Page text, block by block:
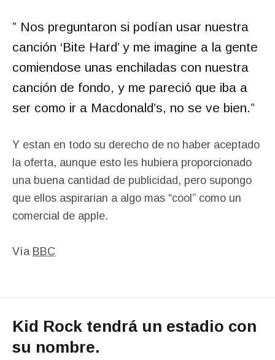
” Nos preguntaron si podían usar nuestra
canción ‘Bite Hard’ y me imagine a la gente
comiendose unas enchiladas con nuestra
canción de fondo, y me pareció que iba a
ser como ir a Macdonald’s, no se ve bien.”
Y estan en todo su derecho de no haber aceptado
la oferta, aunque esto les hubiera proporcionado
una buena cantidad de publicidad, pero supongo
que ellos aspirarian a algo mas “cool” como un
comercial de apple.
Vía BBC
Kid Rock tendrá un estadio con
su nombre.